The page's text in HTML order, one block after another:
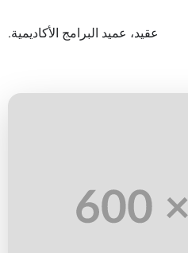
عقيد، عميد البرامج الأكاديمية.